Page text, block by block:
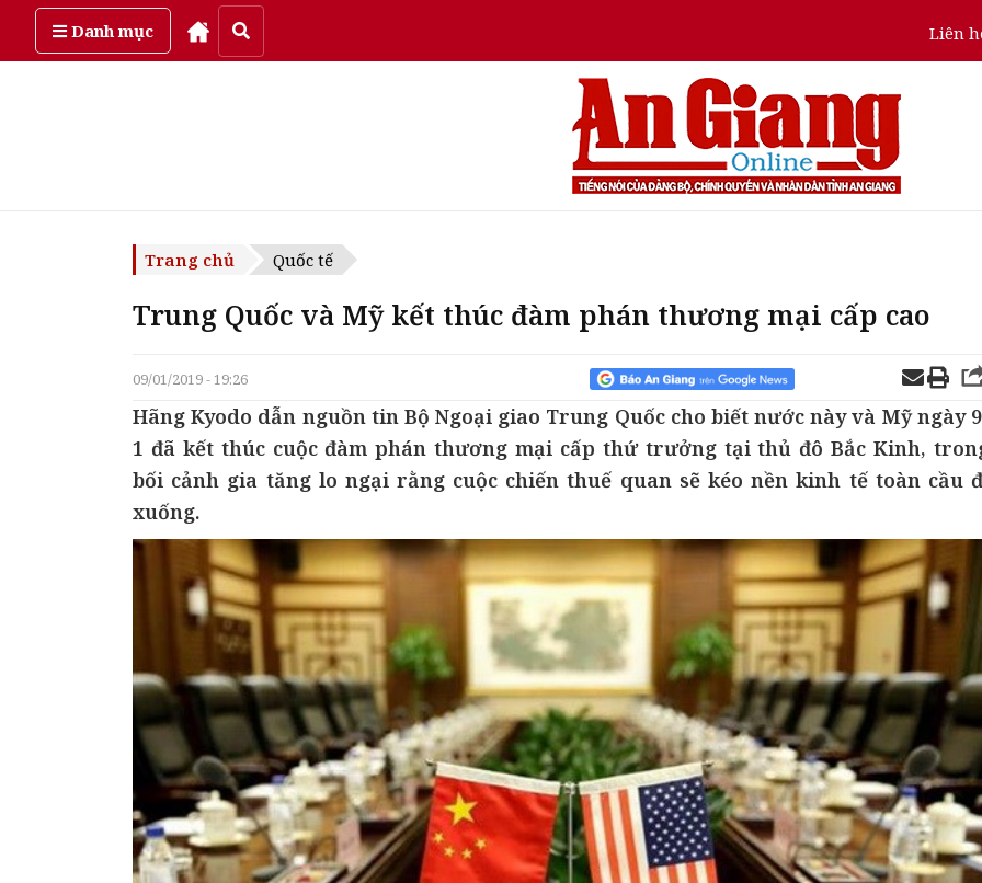
Danh mục Liên
Thứ bảy, ngày 8/08/2026
Trang chủ Quốc tế
Trung Quốc và Mỹ kết thúc đàm phán thương mại cấp cao
09/01/2019 - 19:26
Hãng Kyodo dẫn nguồn tin Bộ Ngoại giao Trung Quốc cho biết nước này và Mỹ ngày
1 đã kết thúc cuộc đàm phán thương mại cấp thứ trưởng tại thủ đô Bắc Kinh,
bối cảnh gia tăng lo ngại rằng cuộc chiến thuế quan sẽ kéo nền kinh tế toàn cầu
xuống.